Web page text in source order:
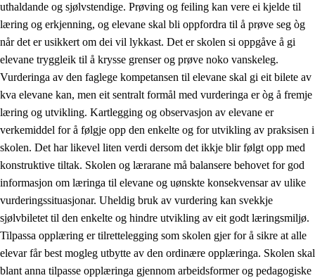
uthaldande og sjølvstendige. Prøving og feiling kan vere ei kjelde til
læring og erkjenning, og elevane skal bli oppfordra til å prøve seg òg
når det er usikkert om dei vil lykkast. Det er skolen si oppgåve å gi
elevane tryggleik til å krysse grenser og prøve noko vanskeleg.
Vurderinga av den faglege kompetansen til elevane skal gi eit bilete av
kva elevane kan, men eit sentralt formål med vurderinga er òg å fremje
læring og utvikling. Kartlegging og observasjon av elevane er
verkemiddel for å følgje opp den enkelte og for utvikling av praksisen i
skolen. Det har likevel liten verdi dersom det ikkje blir følgt opp med
konstruktive tiltak. Skolen og lærarane må balansere behovet for god
informasjon om læringa til elevane og uønskte konsekvensar av ulike
vurderingssituasjonar. Uheldig bruk av vurdering kan svekkje
sjølvbiletet til den enkelte og hindre utvikling av eit godt læringsmiljø.
Tilpassa opplæring er tilrettelegging som skolen gjer for å sikre at alle
elevar får best mogleg utbytte av den ordinære opplæringa. Skolen skal
blant anna tilpasse opplæringa gjennom arbeidsformer og pedagogiske